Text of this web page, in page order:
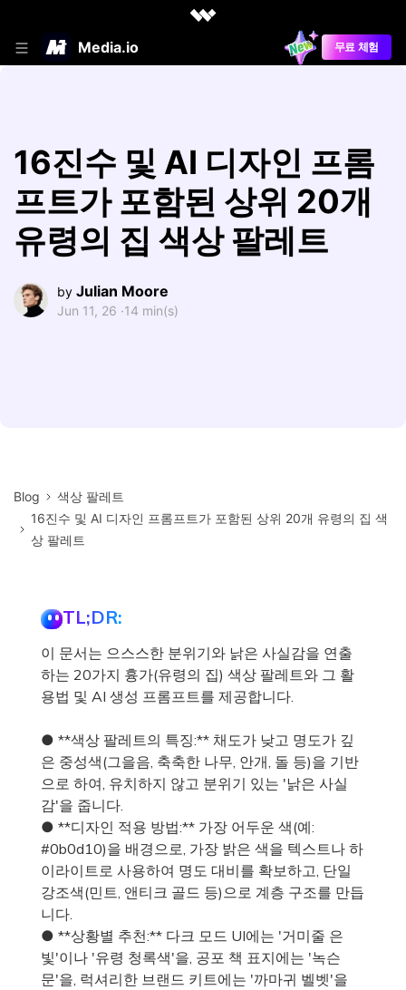
Media.io 무료 체험
16진수 및 AI 디자인 프롬
프트가 포함된 상위 20개
유령의 집 색상 팔레트
by Julian Moore
Jun 11, 26 ·14 min(s)
Blog
색상 팔레트
16진수 및 AI 디자인 프롬프트가 포함된 상위 20개 유령의 집 색
상 팔레트
TL;DR:
이 문서는 으스스한 분위기와 낡은 사실감을 연출
하는 20가지 흉가(유령의 집) 색상 팔레트와 그 활
용법 및 AI 생성 프롬프트를 제공합니다.
● **색상 팔레트의 특징:** 채도가 낮고 명도가 깊
은 중성색(그을음, 축축한 나무, 안개, 돌 등)을 기반
으로 하여, 유치하지 않고 분위기 있는 '낡은 사실
감'을 줍니다.
● **디자인 적용 방법:** 가장 어두운 색(예:
#0b0d10)을 배경으로, 가장 밝은 색을 텍스트나 하
이라이트로 사용하여 명도 대비를 확보하고, 단일
강조색(민트, 앤티크 골드 등)으로 계층 구조를 만듭
니다.
● **상황별 추천:** 다크 모드 UI에는 '거미줄 은
빛'이나 '유령 청록색'을, 공포 책 표지에는 '녹슨
문'을, 럭셔리한 브랜드 키트에는 '까마귀 벨벳'을